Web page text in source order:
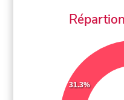
31.3%